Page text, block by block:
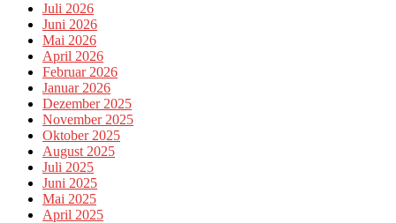
Juli 2026
Juni 2026
Mai 2026
April 2026
Februar 2026
Januar 2026
Dezember 2025
November 2025
Oktober 2025
August 2025
Juli 2025
Juni 2025
Mai 2025
April 2025